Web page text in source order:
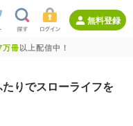
無料登録
万冊以上配信中！
りでスローライフを